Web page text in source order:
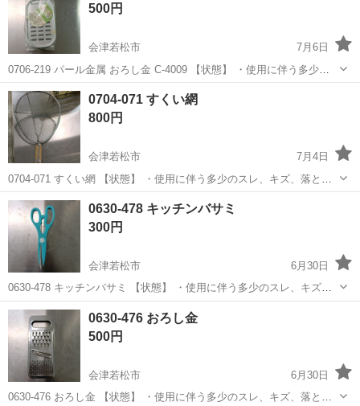
500円
会津若松市
7月6日
0706-219 パール金属 おろし金 C-4009 【状態】 ・使用に伴う多少の
スレ、キズ、落としきれない汚れなどございます ・詳細は現地でご確
認ください ・お値引きは出来かねますのでご了承願います ※中...
福島 会津若松市 調理器具 現地
0704-071 すくい網
800円
会津若松市
7月4日
0704-071 すくい網 【状態】 ・使用に伴う多少のスレ、キズ、落とし
きれない汚れなどございます ・詳細は現地でご確認ください ・お値引
きは出来かねますのでご了承願います ※中古品のため、状態について
は...
福島 会津若松市 調理器具 すくい
0630-478 キッチンバサミ
300円
会津若松市
6月30日
0630-478 キッチンバサミ 【状態】 ・使用に伴う多少のスレ、キズ、
落としきれない汚れなどございます ・詳細は現地でご確認ください ・
お値引きは出来かねますのでご了承願います ※中古品のため、状態に
つ...
福島 会津若松市 調理器具 現地
0630-476 おろし金
500円
会津若松市
6月30日
0630-476 おろし金 【状態】 ・使用に伴う多少のスレ、キズ、落とし